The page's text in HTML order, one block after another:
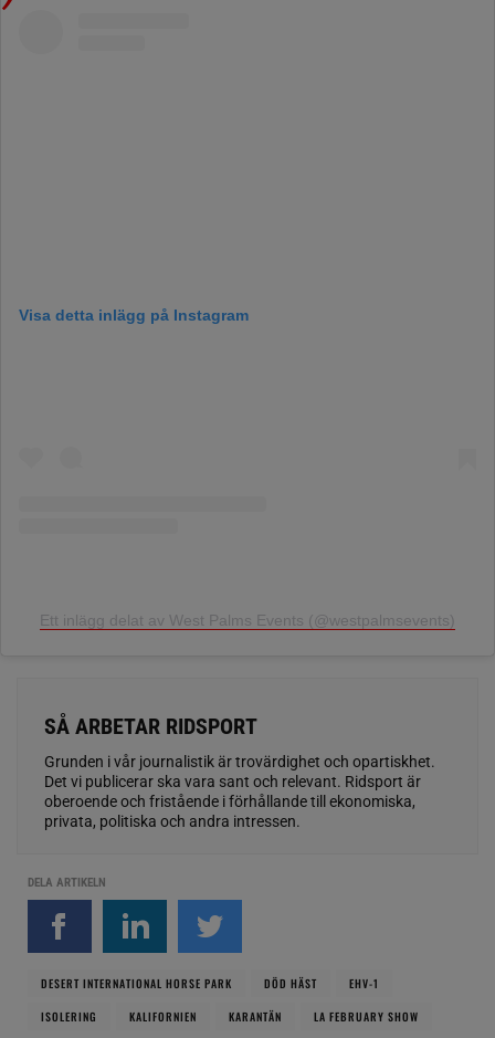
Visa detta inlägg på Instagram
Ett inlägg delat av West Palms Events (@westpalmsevents)
SÅ ARBETAR RIDSPORT
Grunden i vår journalistik är trovärdighet och opartiskhet.
Det vi publicerar ska vara sant och relevant. Ridsport är
oberoende och fristående i förhållande till ekonomiska,
privata, politiska och andra intressen.
DELA ARTIKELN
DESERT INTERNATIONAL HORSE PARK DÖD HÄST
EHV-1
ISOLERING
KALIFORNIEN KARANTÄN LA FEBRUARY SHOW